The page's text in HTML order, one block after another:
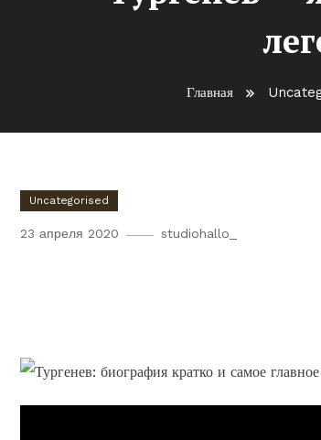
Главная
Uncategorised
23 апреля 2020 studiohallo_